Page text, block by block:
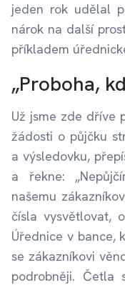
jeden rok udělal
nárok na další
příkladem
„Proboha,
Už jsme zde dříve
žádosti o půjčku
a výsledovku,
a řekne:
našemu
čísla vysvětlovat,
Úřednice v bance,
se zákazníkovi
podrobněji.